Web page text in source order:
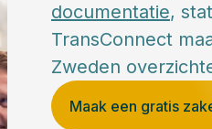
documentatie,
TransConnect
Zweden
Maak een gratis